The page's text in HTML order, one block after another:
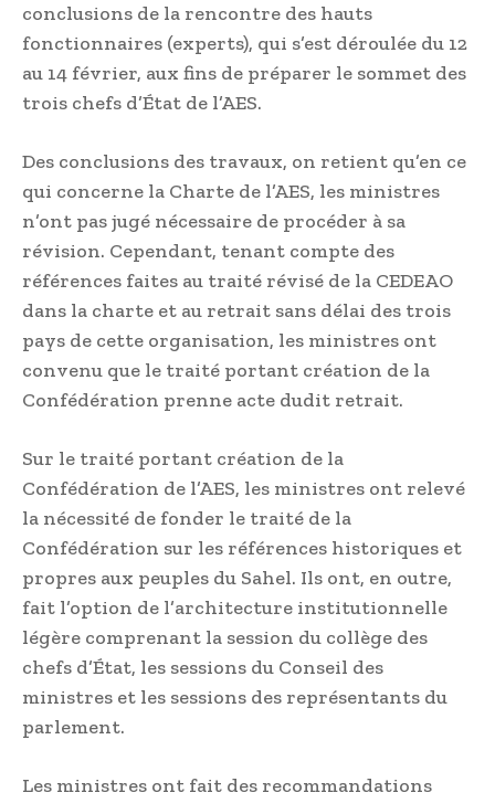
conclusions de la rencontre des hauts
fonctionnaires (experts), qui s’est déroulée du 12
au 14 février, aux fins de préparer le sommet des
trois chefs d’État de l’AES.
Des conclusions des travaux, on retient qu’en ce
qui concerne la Charte de l’AES, les ministres
n’ont pas jugé nécessaire de procéder à sa
révision. Cependant, tenant compte des
références faites au traité révisé de la CEDEAO
dans la charte et au retrait sans délai des trois
pays de cette organisation, les ministres ont
convenu que le traité portant création de la
Confédération prenne acte dudit retrait.
Sur le traité portant création de la
Confédération de l’AES, les ministres ont relevé
la nécessité de fonder le traité de la
Confédération sur les références historiques et
propres aux peuples du Sahel. Ils ont, en outre,
fait l’option de l’architecture institutionnelle
légère comprenant la session du collège des
chefs d’État, les sessions du Conseil des
ministres et les sessions des représentants du
parlement.
Les ministres ont fait des recommandations